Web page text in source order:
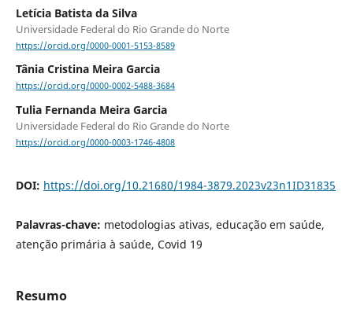
Letícia Batista da Silva
Universidade Federal do Rio Grande do Norte
https://orcid.org/0000-0001-5153-8589
Tânia Cristina Meira Garcia
https://orcid.org/0000-0002-5488-3684
Tulia Fernanda Meira Garcia
Universidade Federal do Rio Grande do Norte
https://orcid.org/0000-0003-1746-4808
DOI: https://doi.org/10.21680/1984-3879.2023v23n1ID31835
Palavras-chave: metodologias ativas, educação em saúde,
atenção primária à saúde, Covid 19
Resumo